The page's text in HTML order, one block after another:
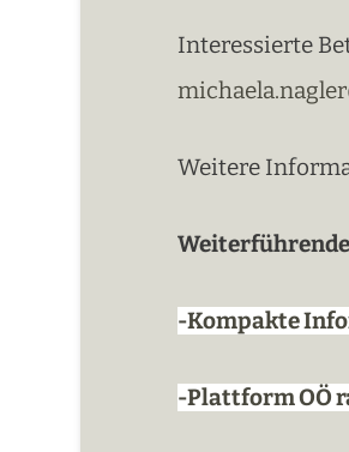
Interessierte
Weitere
-Kompakte
-Plattform OÖ